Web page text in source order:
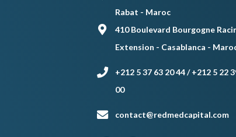
Rabat - Maroc
410 Boulevard Bourgogne
Extension - Casablanca -
+212 5 37 63 20 44 / +212 5 22
00
contact@redmedcapital.com